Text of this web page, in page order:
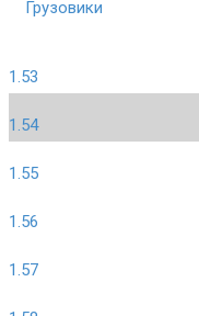
Грузовики
1.53
1.54
1.55
1.56
1.57